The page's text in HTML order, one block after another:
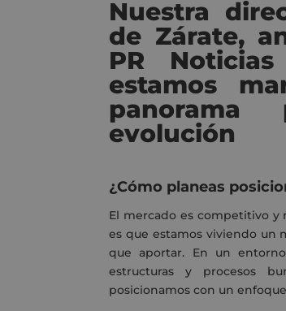
Nuestra
de Zárate,
PR Noticias
estamos
panorama
evolución
¿Cómo planeas
El mercado es competitivo y
es que estamos viviendo un
que aportar. En un
estructuras y procesos
posicionamos con un